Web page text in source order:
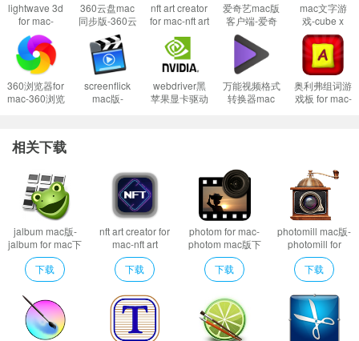
到这里一般情况下应用都可以运行了。
然而有的应用开启了任何来源还是不行，这是因为苹果进一步收缩了对未
签名应用的权限，这时候就需要通过过“终端”执行命令行代码来绕过应用签名认
证。
2、执行命令绕过苹果的公证Gatekeeper：
Mac打开应用提示已损坏怎么办
以上操作如果还不能解决，那就需要关闭SIP系统完整性保护才可以了。
软件特色
Artstudio Pro Mac版具有数百种素材，用户能以最流行的格式（ABR、TP
L、PAT、GRD、ASE、ACO）导入资源，从而立即访问数百万款笔刷、图案、
渐变、色样和字体。它会提高您的创造力，帮您快速轻松地实现灵感。
lightwave 3d
for mac-
lightwave 3d
mac版下载
v2020.0.2
360云盘mac
同步版-360云
盘mac版下载
v1.2.3官方版
nft art creator
for mac-nft art
版下载 v1.0
爱奇艺mac版
客户端-爱奇
艺mac版下载
v13.10.6
mac文字游
戏-cube x
words for
mac下载 v1.1
360浏览器for
mac-360浏览
screenflick
mac版-
webdriver黑
苹果显卡驱动
万能视频格式
转换器mac
奥利弗组词游
戏板 for mac-
相关下载
jalbum mac版-
jalbum for mac下
载 v28.1.5
下载
nft art creator for
mac-nft art
creator mac版下
载 v1.0
下载
photom for mac-
photom mac版下
载 v1.0
下载
photomill mac版-
photomill for
mac下载 v1.8.1
下载